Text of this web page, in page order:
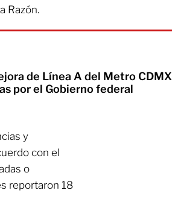
Razón.
de Línea A del Metro CDMX
por el Gobierno federal
y
con el
o
reportaron 18